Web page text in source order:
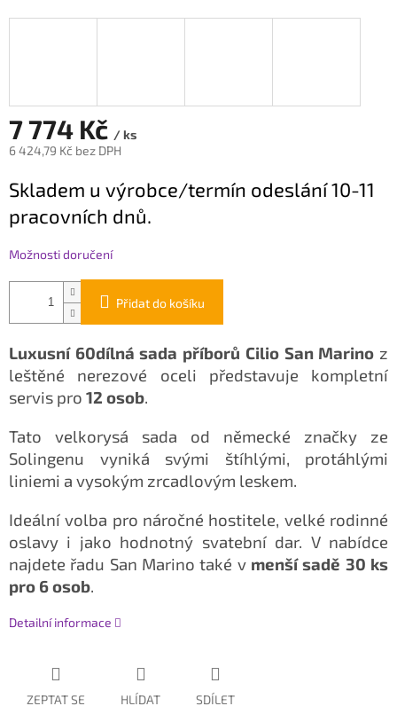
7 774 Kč / ks
6 424,79 Kč bez DPH
cena:
Skladem u výrobce/termín odeslání 10-11
pracovních dnů.
Možnosti doručení
Přidat do košíku
Luxusní 60dílná sada příborů Cilio San Marino z
leštěné nerezové oceli představuje kompletní
servis pro 12 osob.
Tato velkorysá sada od německé značky ze
Solingenu vyniká svými štíhlými, protáhlými
liniemi a vysokým zrcadlovým leskem.
Ideální volba pro náročné hostitele, velké rodinné
oslavy i jako hodnotný svatební dar. V nabídce
najdete řadu San Marino také v menší sadě 30 ks
pro 6 osob.
Detailní informace
ZEPTAT SE HLÍDAT SDÍLET